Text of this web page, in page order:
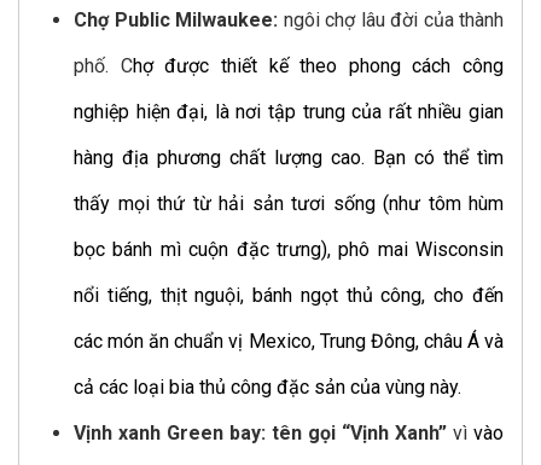
Chợ Public Milwaukee: ngôi chợ lâu đời của thành
phố. Chợ được thiết kế theo phong cách công
nghiệp hiện đại, là nơi tập trung của rất nhiều gian
hàng địa phương chất lượng cao. Bạn có thể tìm
thấy mọi thứ từ hải sản tươi sống (như tôm hùm
bọc bánh mì cuộn đặc trưng), phô mai Wisconsin
nổi tiếng, thịt nguội, bánh ngọt thủ công, cho đến
các món ăn chuẩn vị Mexico, Trung Đông, châu Á và
cả các loại bia thủ công đặc sản của vùng này.
Vịnh xanh Green bay: tên gọi “Vịnh Xanh” vì vào